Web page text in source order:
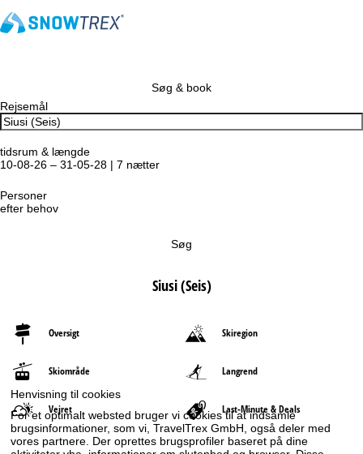
Henvisning til cookies
For et optimalt websted bruger vi cookies til at indsamle
brugsinformationer, som vi, TravelTrex GmbH, også deler med
vores partnere. Der oprettes brugsprofiler baseret på dine
Søg & book
Rejsemål
tidsrum & længde
10-08-26 – 31-05-28 | 7 nætter
Personer
efter behov
Søg
Siusi (Seis)
Oversigt Skiregion
Skiområde Langrend
Vejret Last-Minute & Deals